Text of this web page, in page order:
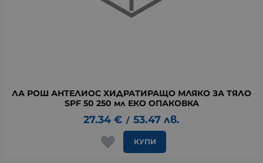
ЛА РОШ АНТЕЛИОС ХИДРАТИРАЩО МЛЯКО ЗА ТЯЛО
SPF 50 250 мл ЕКО ОПАКОВКА
27.34 € / 53.47 лв.
КУПИ